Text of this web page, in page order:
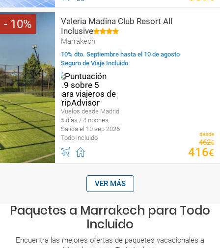
10
Valeria Madina Club Resort All
Inclusive
Marrakech
10% dto. Septiembre hasta el 10 de agosto
Seguro de Viaje Incluido
Vuelos desde Madrid
5 días / 4 noches
Salida el 10 sep 2026
Todo incluido
desde
462€
416€
VER MÁS
Paquetes a Marrakech para Todo
Incluido
Encuentra las mejores ofertas de paquetes vacacionales a